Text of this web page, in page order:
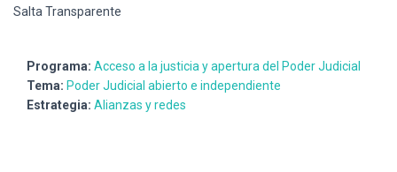
Salta Transparente
Programa: Acceso a la justicia y apertura del Poder Judicial
Tema: Poder Judicial abierto e independiente
Estrategia: Alianzas y redes